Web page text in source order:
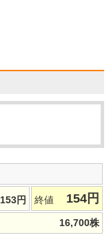
153円 終値 154 円
16,700株